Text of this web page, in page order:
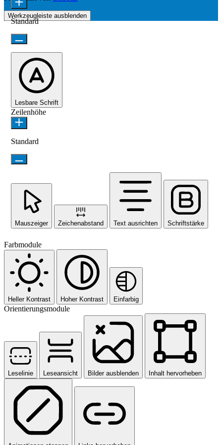
Werkzeugleiste ausblenden
Standard
Lesbare Schrift
Zeilenhöhe
Standard
Mauszeiger Zeichenabstand Text ausrichten Schriftstärke
Farbmodule
Heller Kontrast Hoher Kontrast Einfarbig
Orientierungsmodule
Leselinie Leseansicht Bilder ausblenden Inhalt hervorheben